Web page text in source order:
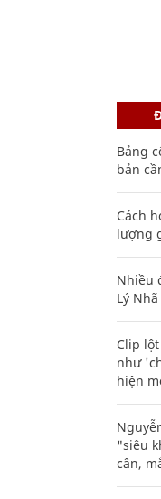
Bảng
bản
Cách
lượng
Nhiều
Lý Nhã
Clip
như
hiện
"siêu
cân,